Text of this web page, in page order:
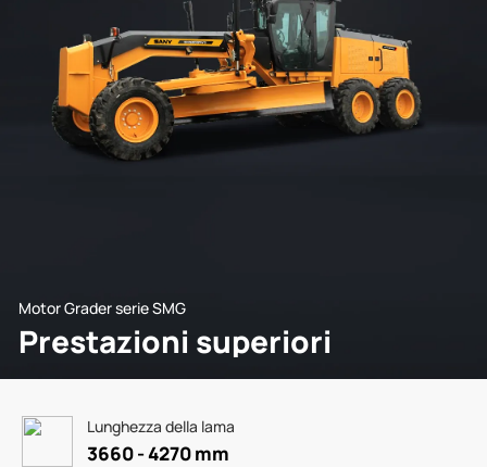
Motor Grader serie SMG
Prestazioni superiori
Lunghezza della lama
3660 - 4270 mm